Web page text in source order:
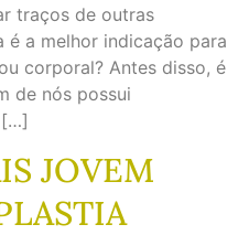
traços de outras
é a melhor indicação para
corporal? Antes disso, é
de nós possui
[…]
JOVEM